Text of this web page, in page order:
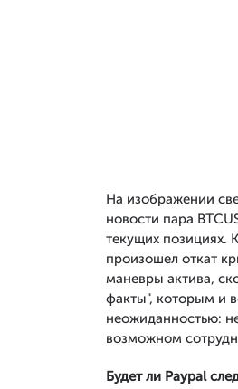
На изображении
новости пара
текущих позициях.
произошел откат
маневры актива,
факты", которым и
неожиданностью:
возможном
Будет ли Paypal